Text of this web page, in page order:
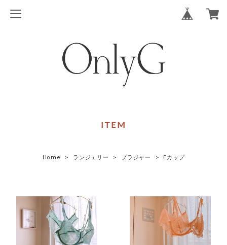
ITEM
Home ランジェリー ブラジャー Eカップ